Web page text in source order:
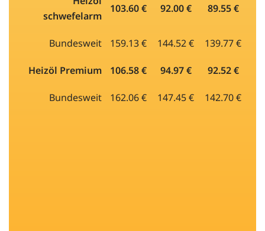
schwefelarm
103.60 € 92.00 € 89.55 €
Bundesweit 159.13 € 144.52 € 139.77 €
Heizöl Premium 106.58 € 94.97 € 92.52 €
Bundesweit 162.06 € 147.45 € 142.70 €